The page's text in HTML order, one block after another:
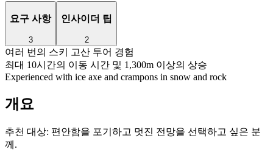
요구 사항
3
인사이더 팁
2
여러 번의 스키 고산 투어 경험
최대 10시간의 이동 시간 및 1,300m 이상의 상승
Experienced with ice axe and crampons in snow and rock
개요
추천 대상: 편안함을 포기하고 멋진 전망을 선택하고 싶은 분
께.